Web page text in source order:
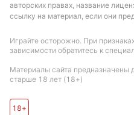
авторских правах, название
ссылку на материал, если они
Играйте осторожно. При
зависимости обратитесь к
Материалы сайта предназначены
старше 18 лет (18+)
18+